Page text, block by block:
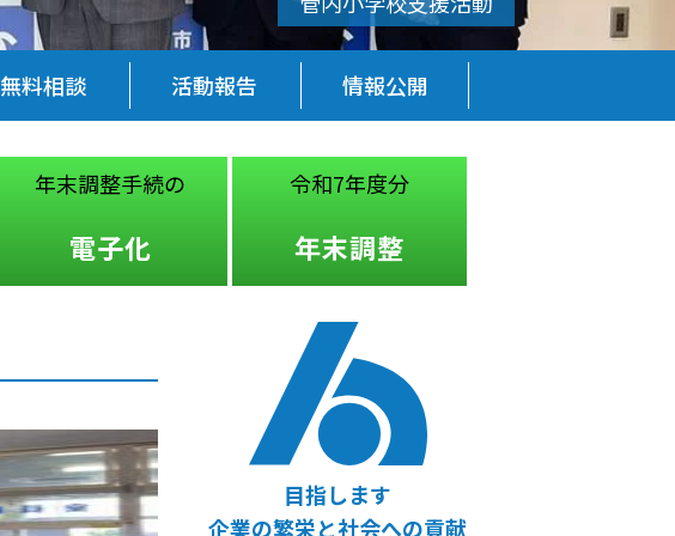
無料相談 活動報告 情報公開
年末調整手続の
電子化
令和7年度分
年末調整
目指します
企業の繁栄と社会への貢献